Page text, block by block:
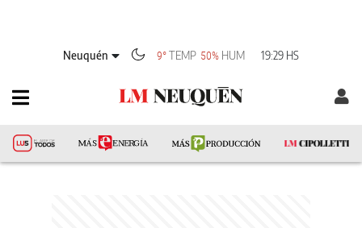
Neuquén 9° TEMP 50% HUM 19:29 HS